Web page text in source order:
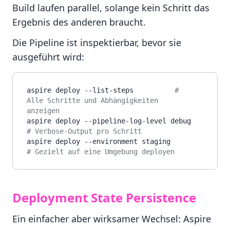
Build laufen parallel, solange kein Schritt das
Ergebnis des anderen braucht.
Die Pipeline ist inspektierbar, bevor sie
ausgeführt wird:
aspire deploy --list-steps #
Alle Schritte und Abhängigkeiten
anzeigen
# Verbose-Output pro Schritt
# Gezielt auf eine Umgebung deployen
Deployment State Persistence
Ein einfacher aber wirksamer Wechsel: Aspire